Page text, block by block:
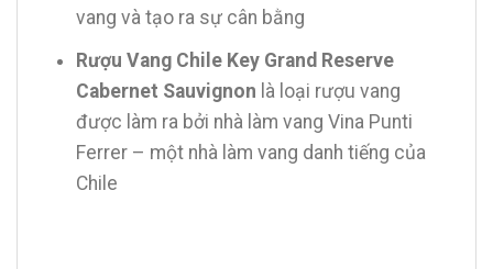
vang và tạo ra sự cân bằng
Rượu Vang Chile Key Grand Reserve
Cabernet Sauvignon là loại rượu vang
được làm ra bởi nhà làm vang Vina Punti
Ferrer – một nhà làm vang danh tiếng của
Chile